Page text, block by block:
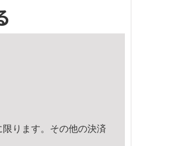
ります。その他の決済